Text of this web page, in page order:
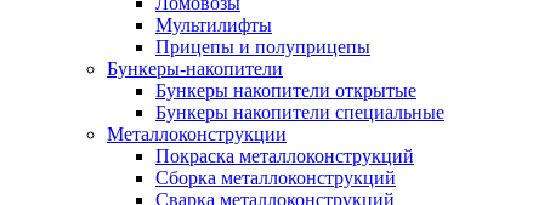
Мультилифты
Прицепы и полуприцепы
Бункеры-накопители
Бункеры накопители открытые
Бункеры накопители специальные
Металлоконструкции
Покраска металлоконструкций
Сборка металлоконструкций
Сварка металлоконструкций